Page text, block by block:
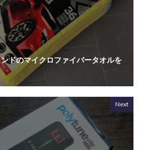
ドのマイクロファイバータオルを
Next